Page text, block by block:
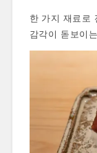
한 가지 재료로
감각이 돋보이